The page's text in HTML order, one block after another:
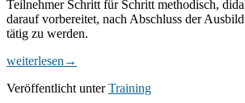
Teilnehmer Schritt für Schritt methodisch,
darauf vorbereitet, nach Abschluss der
tätig zu werden.
DPV-
erstmals
weiterlesen →
Veröffentlicht unter Training